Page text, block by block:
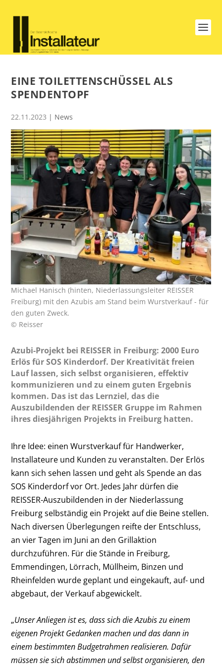
EINE TOILETTENSCHÜSSEL ALS
SPENDENTOPF
22.11.2023 | News
Michael Hanisch (hinten, Niederlassungsleiter REISSER
Freiburg) mit den Azubis am Stand beim Wurstverkauf - für
den guten Zweck.
© Reisser
Azubi-Projekt bei REISSER in Freiburg: 2000 Euro
Erlös für SOS Kinderdorf. Der Kreativität freien
Lauf lassen, sich selbst organisieren, effektiv
kommunizieren und zu einem guten Ergebnis
kommen. Das ist das Lernziel, das die
Auszubildenden der REISSER Gruppe im Rahmen
ihres diesjährigen Projekts in Freiburg hatten.
Ihre Idee: einen Wurstverkauf für Handwerker,
Installateure und Kunden zu veranstalten. Der Erlös
kann sich sehen lassen und geht als Spende an das
SOS Kinderdorf vor Ort. Jedes Jahr dürfen die
REISSER-Auszubildenden in der Niederlassung
Freiburg selbständig ein Projekt auf die Beine stellen.
Nach diversen Überlegungen reifte der Entschluss,
an vier Tagen im Juni an den Grillaktion
durchzuführen. Für die Stände in Freiburg,
Emmendingen, Lörrach, Müllheim, Binzen und
Rheinfelden wurde geplant und eingekauft, auf- und
abgebaut, der Verkauf abgewickelt.
„Unser Anliegen ist es, dass sich die Azubis zu einem
eigenen Projekt Gedanken machen und das dann in
einem bestimmten Budgetrahmen realisieren. Dafür
müssen sie sich abstimmen und selbst organisieren, den